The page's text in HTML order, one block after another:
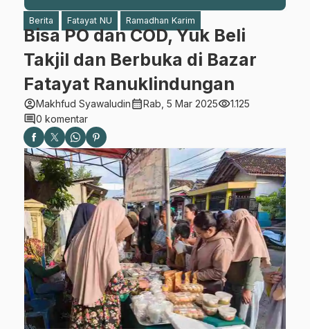
Berita Fatayat NU Ramadhan Karim
Bisa PO dan COD, Yuk Beli
Takjil dan Berbuka di Bazar
Fatayat Ranuklindungan
account_circleMakhfud Syawaludincalendar_monthRab, 5 Mar 2025visibility1.125
comment0 komentar